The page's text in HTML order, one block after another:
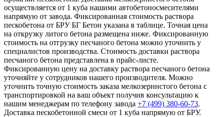
осуществляется от 1 куба нашими автобетоносмесителями
напрямую от завода. Фиксированная стоимость раствора
пескобетона от БРУ БГ Бетон указана в таблице. Точная цена
на открузку литого бетона размещена ниже. Фиксированную
стоимость на отгрузку песчаного бетона можно уточнить у
специалистов производства. Стоимость доставки раствора
песчаного бетона представлена в прайс-листе.
Фиксированную цену на доставку раствора песчаного бетона
уточняйте у сотрудников нашего производителя. Можно
уточнить точную стоимость заказа мелкозернистого бетона с
транспортировкой на ваш объект получив консультацию к
нашим менеджерам по телефону завода +7 (499) 380-60-73.
Доставка пескобетонной смеси от 1 куба напрямую от БРУ.